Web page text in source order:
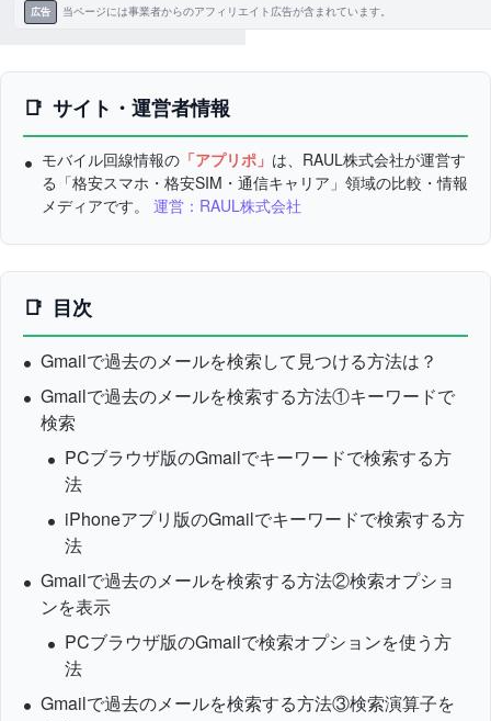
広告 当ページには事業者からのアフィリエイト広告が含まれています。
サイト・運営者情報
モバイル回線情報の 「アプリポ」 は、RAUL株式会社が運営す
る「格安スマホ・格安SIM・通信キャリア」領域の比較・情報
メディアです。 運営：RAUL株式会社
目次
Gmailで過去のメールを検索して見つける方法は？
Gmailで過去のメールを検索する方法①キーワードで
検索
PCブラウザ版のGmailでキーワードで検索する方
法
iPhoneアプリ版のGmailでキーワードで検索する方
法
Gmailで過去のメールを検索する方法②検索オプショ
ンを表示
PCブラウザ版のGmailで検索オプションを使う方
法
Gmailで過去のメールを検索する方法③検索演算子を